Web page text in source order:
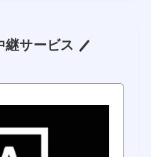
継サービス